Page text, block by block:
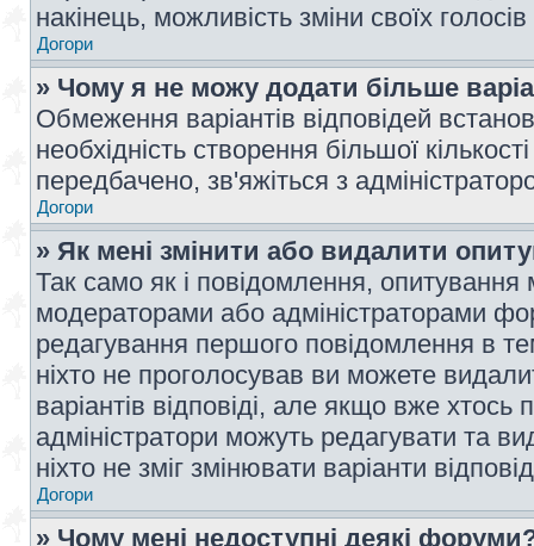
накінець, можливість зміни своїх
Догори
» Чому я не можу додати більше
Обмеження варіантів відповідей
необхідність створення більшої
передбачено, зв'яжіться з
Догори
» Як мені змінити або видалити
Так само як і повідомлення,
модераторами або адміністраторами
редагування першого повідомлення в
ніхто не проголосував ви можете
варіантів відповіді, але якщо вже
адміністратори можуть редагувати та
ніхто не зміг змінювати варіанти
Догори
» Чому мені недоступні деякі